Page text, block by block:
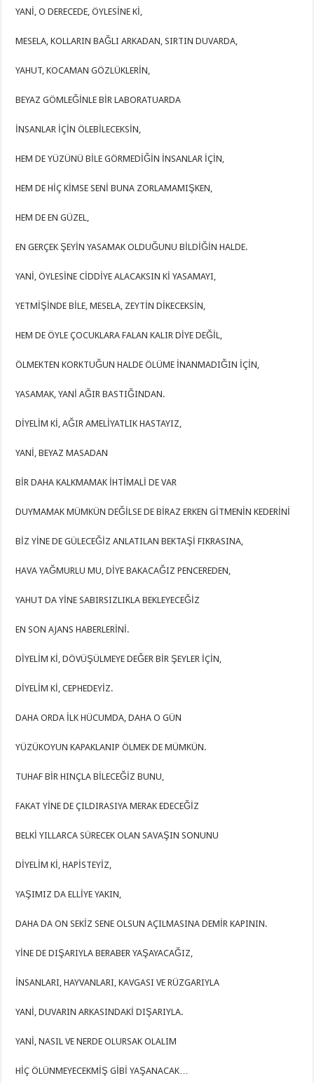
YANİ, O DERECEDE, ÖYLESİNE Kİ,
MESELA, KOLLARIN BAĞLI ARKADAN, SIRTIN DUVARDA,
YAHUT, KOCAMAN GÖZLÜKLERİN,
BEYAZ GÖMLEĞİNLE BİR LABORATUARDA
İNSANLAR İÇİN ÖLEBİLECEKSİN,
HEM DE YÜZÜNÜ BİLE GÖRMEDİĞİN İNSANLAR İÇİN,
HEM DE HİÇ KİMSE SENİ BUNA ZORLAMAMIŞKEN,
HEM DE EN GÜZEL,
EN GERÇEK ŞEYİN YASAMAK OLDUĞUNU BİLDİĞİN HALDE.
YANİ, ÖYLESİNE CİDDİYE ALACAKSIN Kİ YASAMAYI,
YETMİŞİNDE BİLE, MESELA, ZEYTİN DİKECEKSİN,
HEM DE ÖYLE ÇOCUKLARA FALAN KALIR DİYE DEĞİL,
ÖLMEKTEN KORKTUĞUN HALDE ÖLÜME İNANMADIĞIN İÇİN,
YASAMAK, YANİ AĞIR BASTIĞINDAN.
DİYELİM Kİ, AĞIR AMELİYATLIK HASTAYIZ,
YANİ, BEYAZ MASADAN
BİR DAHA KALKMAMAK İHTİMALİ DE VAR
DUYMAMAK MÜMKÜN DEĞİLSE DE BİRAZ ERKEN GİTMENİN KEDERİNİ
BİZ YİNE DE GÜLECEĞİZ ANLATILAN BEKTAŞİ FIKRASINA,
HAVA YAĞMURLU MU, DİYE BAKACAĞIZ PENCEREDEN,
YAHUT DA YİNE SABIRSIZLIKLA BEKLEYECEĞİZ
EN SON AJANS HABERLERİNİ.
DİYELİM Kİ, DÖVÜŞÜLMEYE DEĞER BİR ŞEYLER İÇİN,
DİYELİM Kİ, CEPHEDEYİZ.
DAHA ORDA İLK HÜCUMDA, DAHA O GÜN
YÜZÜKOYUN KAPAKLANIP ÖLMEK DE MÜMKÜN.
TUHAF BİR HINÇLA BİLECEĞİZ BUNU,
FAKAT YİNE DE ÇILDIRASIYA MERAK EDECEĞİZ
BELKİ YILLARCA SÜRECEK OLAN SAVAŞIN SONUNU
DİYELİM Kİ, HAPİSTEYİZ,
YAŞIMIZ DA ELLİYE YAKIN,
DAHA DA ON SEKİZ SENE OLSUN AÇILMASINA DEMİR KAPININ.
YİNE DE DIŞARIYLA BERABER YAŞAYACAĞIZ,
İNSANLARI, HAYVANLARI, KAVGASI VE RÜZGARIYLA
YANİ, DUVARIN ARKASINDAKİ DIŞARIYLA.
YANİ, NASIL VE NERDE OLURSAK OLALIM
HİÇ ÖLÜNMEYECEKMİŞ GİBİ YAŞANACAK…